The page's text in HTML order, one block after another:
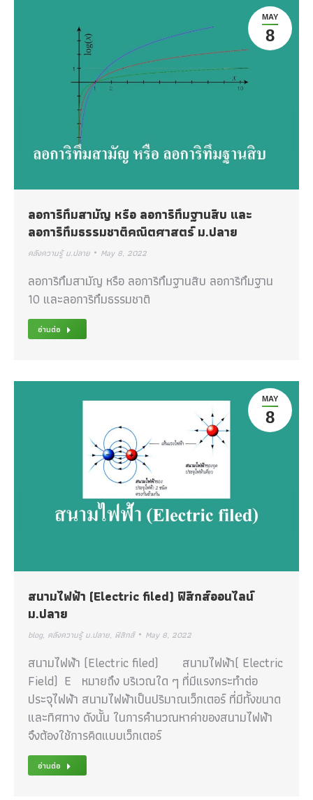
MAY
8
ลอการิทึมสามัญ หรือ ลอการิทึมฐานสิบ และ
ลอการิทึมธรรมชาติคณิตศาสตร์ ม.ปลาย
คลังความรู้ ม.ปลาย May 8, 2022
ลอการิทึมสามัญ หรือ ลอการิทึมฐานสิบ ลอการิทึมฐาน
10 และลอการิทึมธรรมชาติ
อ่านต่อ
MAY
8
สนามไฟฟ้า (Electric filed) ฟิสิกส์ออนไลน์
ม.ปลาย
blog, คลังความรู้ ม.ปลาย, ฟิสิกส์ May 8, 2022
สนามไฟฟ้า (Electric filed) สนามไฟฟ้า( Electric
Field) E หมายถึง บริเวณใด ๆ ที่มีแรงกระทำต่อ
ประจุไฟฟ้า สนามไฟฟ้าเป็นปริมาณเว็กเตอร์ ที่มีทั้งขนาด
และทิศทาง ดังนั้น ในการคำนวณหาค่าของสนามไฟฟ้า
จึงต้องใช้การคิดแบบเว็กเตอร์
อ่านต่อ